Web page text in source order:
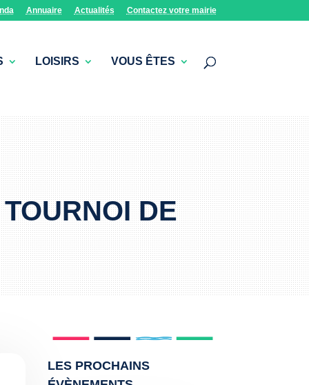
Annuaire Actualités Contactez votre mairie
LOISIRS VOUS ÊTES
DE
LES PROCHAINS